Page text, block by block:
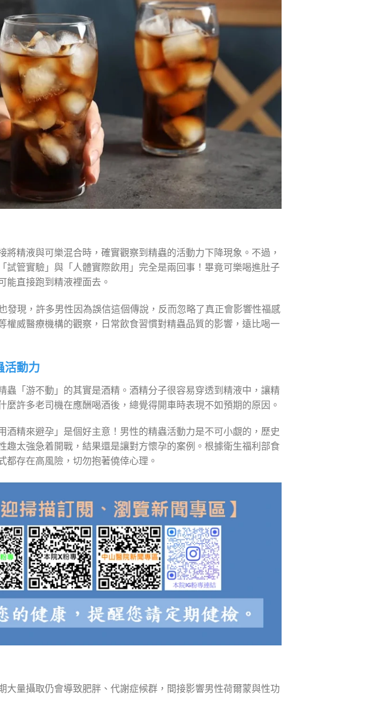
精液與可樂混合時，確實觀察到精蟲的活動力下降現象。不過，
試管實驗」與「人體實際飲用」完全是兩回事！畢竟可樂喝進肚子
能直接跑到精液裡面去。
發現，許多男性因為誤信這個傳說，反而忽略了真正會影響性福感
權威醫療機構的觀察，日常飲食習慣對精蟲品質的影響，遠比喝一
活動力
蟲「游不動」的其實是酒精。酒精分子很容易穿透到精液中，讓精
許多老司機在應酬喝酒後，總覺得開車時表現不如預期的原因。
酒精來避孕」是個好主意！男性的精蟲活動力是不可小覷的，歷史
趣太強急着開戰，結果還是讓對方懷孕的案例。根據衛生福利部食
都存在高風險，切勿抱著僥倖心理。
大量攝取仍會導致肥胖、代謝症候群，間接影響男性荷爾蒙與性功